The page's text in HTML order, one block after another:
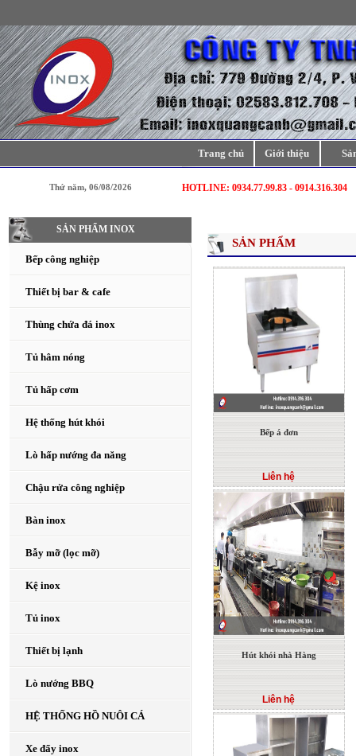
Thứ năm, 06/08/2026
Trang chủ Giới thiệu
HOTLINE: 0934.77.99.83 - 0914.316.304
SẢN PHẨM INOX
Bếp công nghiệp
Thiết bị bar & cafe
Thùng chứa đá inox
Tủ hâm nóng
Tủ hấp cơm
Hệ thống hút khói
Lò hấp nướng đa năng
Chậu rửa công nghiệp
Bàn inox
Bẫy mỡ (lọc mỡ)
Kệ inox
Tủ inox
Thiết bị lạnh
Lò nướng BBQ
HỆ THỐNG HỒ NUÔI CÁ
Xe đẩy inox
SẢN PHẨM
Bếp á đơn
Liên hệ
Hút khói nhà Hàng
Liên hệ